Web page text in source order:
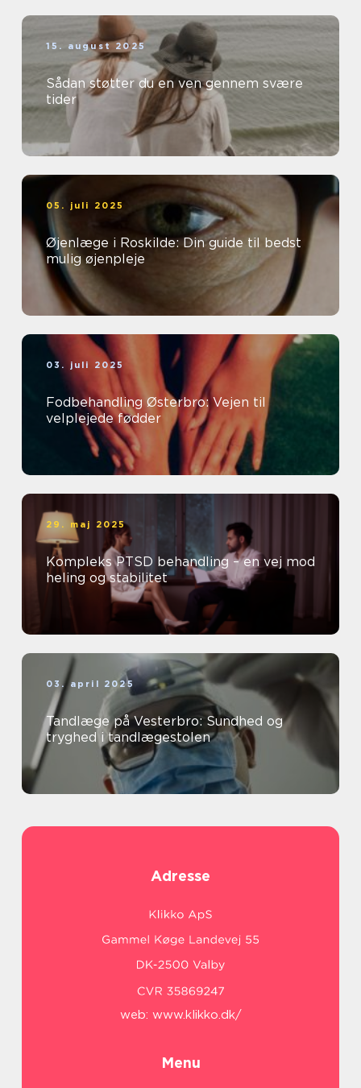
15. august 2025
Sådan støtter du en ven gennem svære
tider
05. juli 2025
Øjenlæge i Roskilde: Din guide til bedst
mulig øjenpleje
03. juli 2025
Fodbehandling Østerbro: Vejen til
velplejede fødder
29. maj 2025
Kompleks PTSD behandling – en vej mod
heling og stabilitet
03. april 2025
Tandlæge på Vesterbro: Sundhed og
tryghed i tandlægestolen
Adresse
web: www.klikko.dk/
Menu